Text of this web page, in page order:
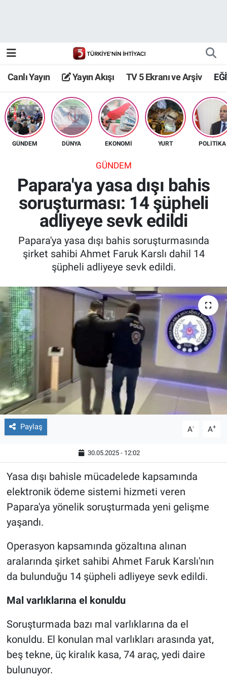
Canlı Yayın Yayın Akışı TV 5 Ekranı ve Arşiv
GÜNDEM DÜNYA EKONOMİ YURT POLİTİKA
GÜNDEM
Papara'ya yasa dışı bahis
soruşturması: 14 şüpheli
adliyeye sevk edildi
Papara'ya yasa dışı bahis soruşturmasında
şirket sahibi Ahmet Faruk Karslı dahil 14
şüpheli adliyeye sevk edildi.
Paylaş A- A+
30.05.2025 - 12:02
Yasa dışı bahisle mücadelede kapsamında
elektronik ödeme sistemi hizmeti veren
Papara'ya yönelik soruşturmada yeni gelişme
yaşandı.
Operasyon kapsamında gözaltına alınan
aralarında şirket sahibi Ahmet Faruk Karslı'nın
da bulunduğu 14 şüpheli adliyeye sevk edildi.
Mal varlıklarına el konuldu
Soruşturmada bazı mal varlıklarına da el
konuldu. El konulan mal varlıkları arasında yat,
beş tekne, üç kiralık kasa, 74 araç, yedi daire
bulunuyor.
TV 5 Ekranı ve Arşiv